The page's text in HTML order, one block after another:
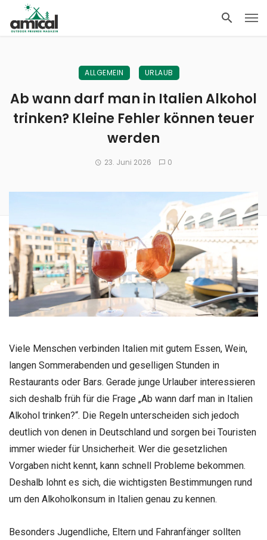
ALLGEMEIN URLAUB
Ab wann darf man in Italien Alkohol
trinken? Kleine Fehler können teuer
werden
23. Juni 2026 0
Viele Menschen verbinden Italien mit gutem Essen, Wein,
langen Sommerabenden und geselligen Stunden in
Restaurants oder Bars. Gerade junge Urlauber interessieren
sich deshalb früh für die Frage „Ab wann darf man in Italien
Alkohol trinken?“. Die Regeln unterscheiden sich jedoch
deutlich von denen in Deutschland und sorgen bei Touristen
immer wieder für Unsicherheit. Wer die gesetzlichen
Vorgaben nicht kennt, kann schnell Probleme bekommen.
Deshalb lohnt es sich, die wichtigsten Bestimmungen rund
um den Alkoholkonsum in Italien genau zu kennen.
Besonders Jugendliche, Eltern und Fahranfänger sollten